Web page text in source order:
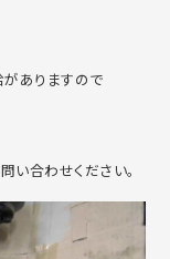
ありますので
い合わせください。